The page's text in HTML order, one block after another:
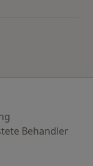
Behandler